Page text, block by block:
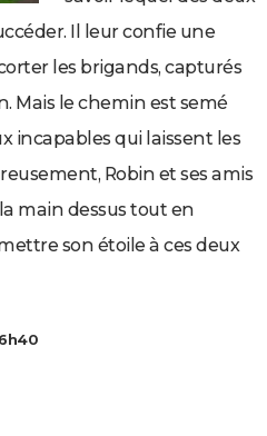
Il leur confie une
les brigands, capturés
Mais le chemin est semé
incapables qui laissent les
Robin et ses amis
main dessus tout en
son étoile à ces deux